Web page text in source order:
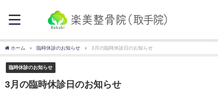
ホーム 臨時休診のお知らせ 3月の臨時休診日のお知らせ
臨時休診のお知らせ
3月の臨時休診日のお知らせ